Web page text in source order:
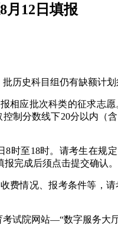
月12日填报
历史科目组仍有缺额计
相应批次科类的征求志
控制分数线下20分以内（含
8时至18时。请考生在规
完成后须点击提交确认。
费情况、报考条件等，
考试院网站—“数字服务